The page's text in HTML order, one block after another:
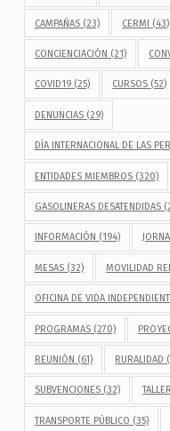
CAMPAÑAS(23) CERMI (43)
CONCIENCIACIÓN (21)
COVID19(25) CURSOS (52)
DENUNCIAS(29)
DÍA INTERNACIONAL DE LAS
ENTIDADES MIEMBROS(320)
GASOLINERAS DESATENDIDAS
INFORMACIÓN (194)
MESAS(32) MOVILIDAD
OFICINA DE VIDA
PROGRAMAS(270)
REUNIÓN (61) RURALIDAD
SUBVENCIONES(32)
TRANSPORTE PÚBLICO (35)